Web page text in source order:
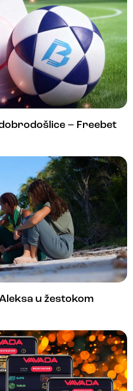
– Freebet
u žestokom